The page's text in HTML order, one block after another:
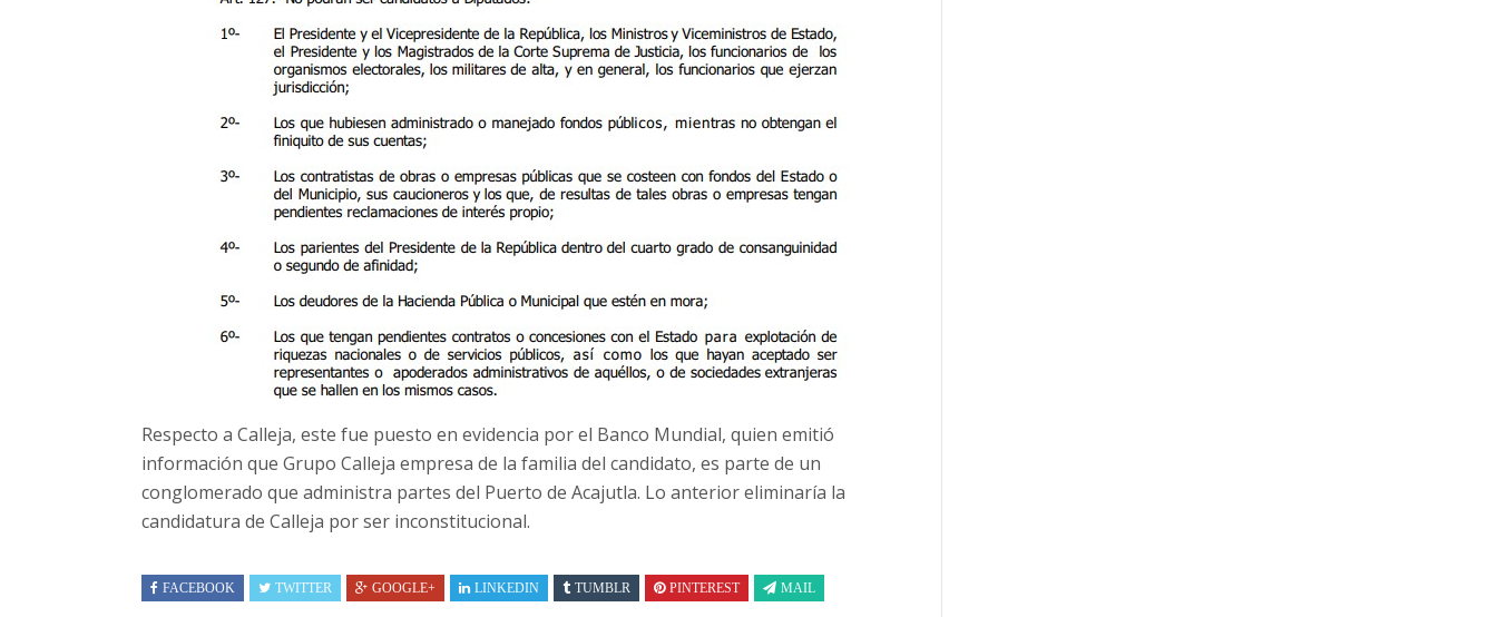
Respecto a Calleja, este fue puesto en evidencia por el Banco Mundial, quien emitió
información que Grupo Calleja empresa de la familia del candidato, es parte de un
conglomerado que administra partes del Puerto de Acajutla. Lo anterior eliminaría la
candidatura de Calleja por ser inconstitucional.
FACEBOOK TWITTER GOOGLE+ LINKEDIN TUMBLR PINTEREST MAIL